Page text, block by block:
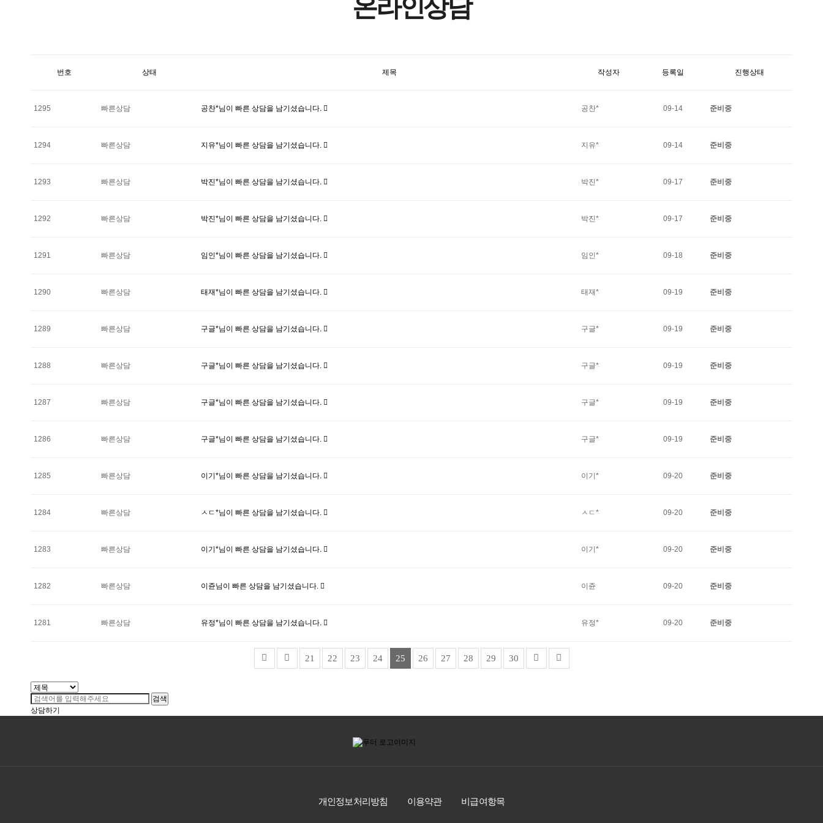
온라인상담
번호 상태 제목 작성자 등록일 진행상태
1295 빠른상담 공찬*님이 빠른 상담을 남기셨습니다. 공찬* 09-14 준비중
1294 빠른상담 지유*님이 빠른 상담을 남기셨습니다. 지유* 09-14 준비중
1293 빠른상담 박진*님이 빠른 상담을 남기셨습니다. 박진* 09-17 준비중
1292 빠른상담 박진*님이 빠른 상담을 남기셨습니다. 박진* 09-17 준비중
1291 빠른상담 임인*님이 빠른 상담을 남기셨습니다. 임인* 09-18 준비중
1290 빠른상담 태재*님이 빠른 상담을 남기셨습니다. 태재* 09-19 준비중
1289 빠른상담 구글*님이 빠른 상담을 남기셨습니다. 구글* 09-19 준비중
1288 빠른상담 구글*님이 빠른 상담을 남기셨습니다. 구글* 09-19 준비중
1287 빠른상담 구글*님이 빠른 상담을 남기셨습니다. 구글* 09-19 준비중
1286 빠른상담 구글*님이 빠른 상담을 남기셨습니다. 구글* 09-19 준비중
1285 빠른상담 이기*님이 빠른 상담을 남기셨습니다. 이기* 09-20 준비중
1284 빠른상담 ㅅㄷ*님이 빠른 상담을 남기셨습니다. ㅅㄷ* 09-20 준비중
1283 빠른상담 이기*님이 빠른 상담을 남기셨습니다. 이기* 09-20 준비중
1282 빠른상담 이쥰님이 빠른 상담을 남기셨습니다. 이쥰 09-20 준비중
1281 빠른상담 유정*님이 빠른 상담을 남기셨습니다. 유정* 09-20 준비중
21 22 23 24 25 26 27 28 29 30
검색
상담하기
개인정보처리방침 이용약관 비급여항목